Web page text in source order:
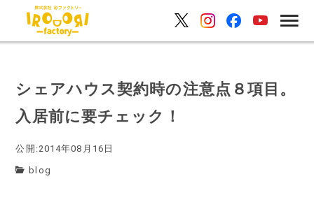
シェアハウス契約時の注意点８項目。
入居前に要チェック！
公開:2014年08月16日
blog